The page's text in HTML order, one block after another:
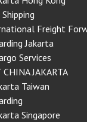
Freight
Jakarta
Services
JAKARTA
Taiwan
Singapore